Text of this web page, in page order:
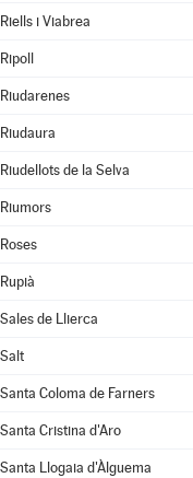
Riells i Viabrea
Ripoll
Riudarenes
Riudaura
Riudellots de la Selva
Riumors
Roses
Rupià
Sales de Llierca
Salt
Santa Coloma de Farners
Santa Cristina d'Aro
Santa Llogaia d'Àlguema